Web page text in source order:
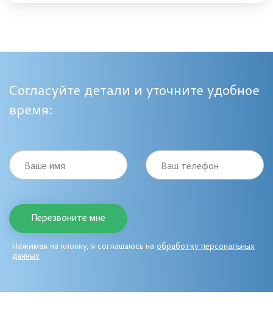
Согласуйте детали и уточните удобное
время:
Ваше имя Ваш телефон
Нажимая на кнопку, я соглашаюсь на обработку персональных
данных